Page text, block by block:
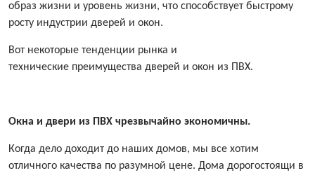
образ жизни и уровень жизни, что способствует быстрому
росту индустрии дверей и окон.
Вот некоторые тенденции рынка и
технические преимущества дверей и окон из ПВХ.
Окна и двери из ПВХ чрезвычайно экономичны.
Когда дело доходит до наших домов, мы все хотим
отличного качества по разумной цене. Дома дорогостоящи в